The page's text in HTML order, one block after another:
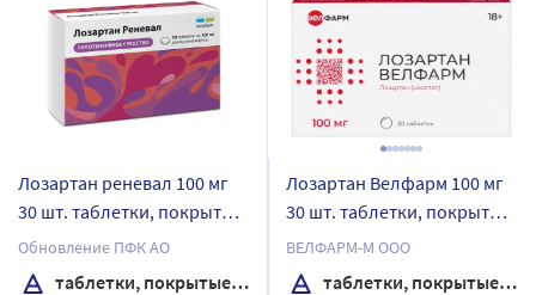
Лозартан реневал 100 мг
30 шт. таблетки, покрытые
пленочной оболочкой
Обновление ПФК АО
таблетки, покрытые пленочной оболочкой
Лозартан Велфарм 100 мг
30 шт. таблетки, покрытые
пленочной оболочкой
ВЕЛФАРМ-М ООО
таблетки, покрытые пленочной оболочкой